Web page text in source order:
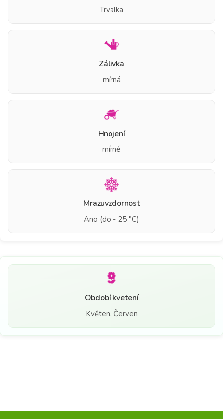
Trvalka
Zálivka
mírná
Hnojení
mírné
Mrazuvzdornost
Ano (do - 25 °C)
Období kvetení
Květen, Červen